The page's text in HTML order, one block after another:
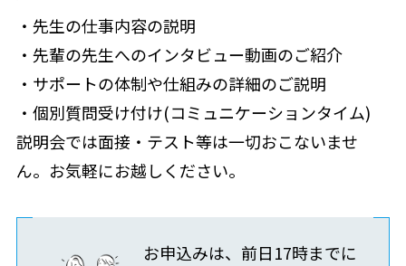
・先生の仕事内容の説明
・先輩の先生へのインタビュー動画のご紹介
・サポートの体制や仕組みの詳細のご説明
・個別質問受け付け(コミュニケーションタイム)
説明会では面接・テスト等は一切おこないませ
ん。お気軽にお越しください。
お申込みは、前日17時までに